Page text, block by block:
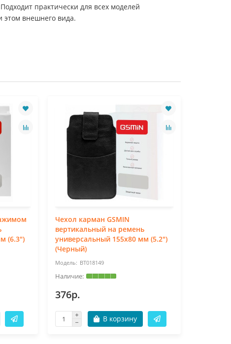
практически для всех моделей
этом внешнего вида.
(6.3")
Чехол карман GSMIN
вертикальный на ремень
универсальный 155x80 мм (5.2")
(Черный)
BT018149
376р.
В корзину